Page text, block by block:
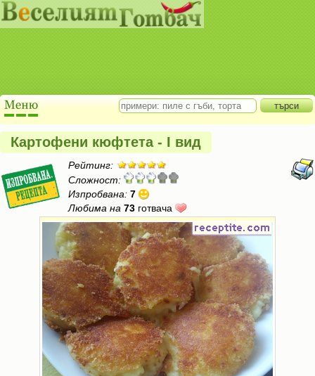
Картофени кюфтета - I вид
Рейтинг:
Сложност:
Изпробвана: 7
Любима на 73 готвача